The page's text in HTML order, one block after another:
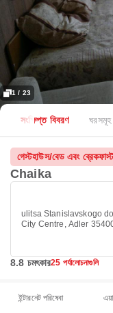
1 / 23
সংক্ষিপ্ত বিবরণ ঘরসমূহ
গেস্টহাউস/বেড এবং
Chaika
ulitsa Stanislavskogo
City Centre, Adler
8.8 চমৎকার25 পর্যালোচনাগুলি
ইন্টারনেট পরিষেবা